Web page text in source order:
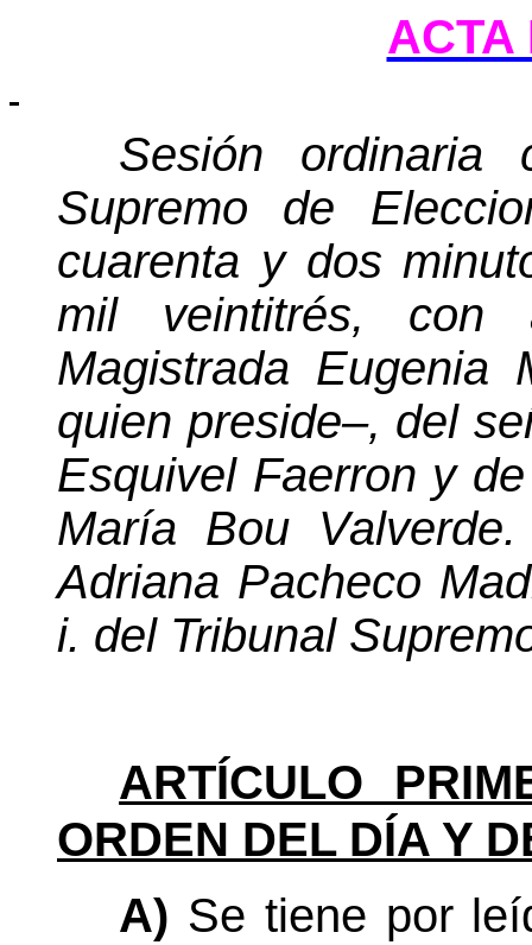
ACTA
Sesión ordinaria
Supremo de
cuarenta y dos
mil veintitrés, con
Magistrada Eugenia
quien preside–, del
Esquivel Faerron y
María Bou
Adriana Pacheco
i. del Tribunal
ARTÍCULO
ORDEN DEL DÍA Y
A) Se tiene por